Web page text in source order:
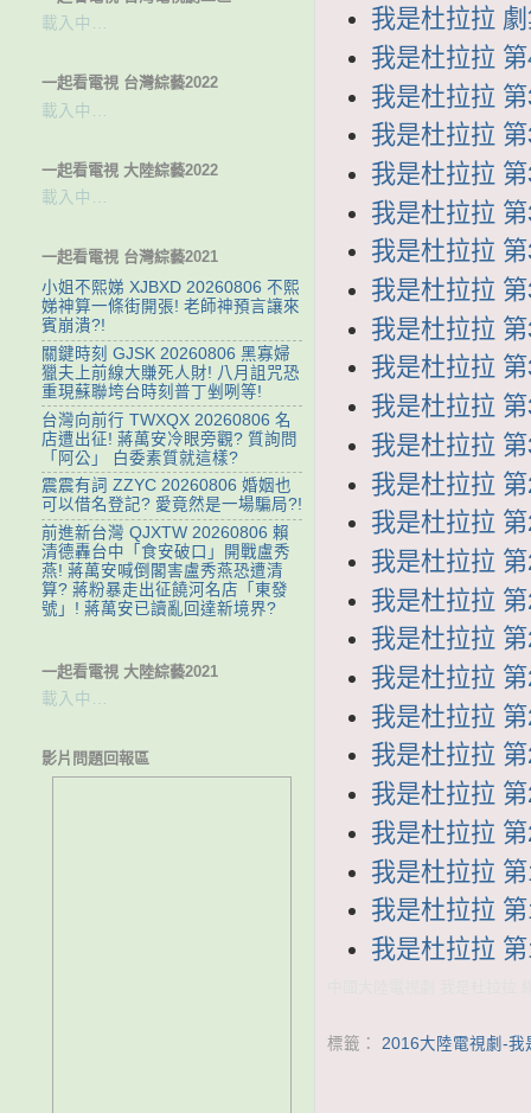
我是杜拉拉
我是杜拉拉
我是杜拉拉
我是杜拉拉
我是杜拉拉
我是杜拉拉
我是杜拉拉
我是杜拉拉
我是杜拉拉
我是杜拉拉
我是杜拉拉
我是杜拉拉
我是杜拉拉
我是杜拉拉
我是杜拉拉
我是杜拉拉
我是杜拉拉
我是杜拉拉
我是杜拉拉
我是杜拉拉
我是杜拉拉
我是杜拉拉
我是杜拉拉
我是杜拉拉
我是杜拉拉
標籤： 2016大陸電視劇-我
載入中…
一起看電視 台灣綜藝2022
載入中…
一起看電視 大陸綜藝2022
載入中…
一起看電視 台灣綜藝2021
小姐不熙娣 XJBXD 20260806 不熙
娣神算一條街開張! 老師神預言讓來
賓崩潰?!
關鍵時刻 GJSK 20260806 黑寡婦
獵夫上前線大賺死人財! 八月詛咒恐
重現蘇聯垮台時刻普丁剉咧等!
台灣向前行 TWXQX 20260806 名
店遭出征! 蔣萬安冷眼旁觀? 質詢問
「阿公」 白委素質就這樣?
震震有詞 ZZYC 20260806 婚姻也
可以借名登記? 愛竟然是一場騙局?!
前進新台灣 QJXTW 20260806 賴
清德轟台中「食安破口」開戰盧秀
燕! 蔣萬安喊倒閣害盧秀燕恐遭清
算? 蔣粉暴走出征饒河名店「東發
號」! 蔣萬安已讀亂回達新境界?
一起看電視 大陸綜藝2021
載入中…
影片問題回報區